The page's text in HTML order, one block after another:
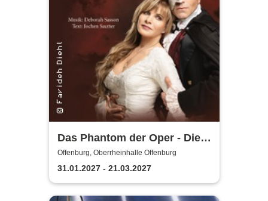
Das Phantom der Oper - Die
Originalproduktion von
Sasson/Sautter
Offenburg, Oberrheinhalle Offenburg
31.01.2027 - 21.03.2027